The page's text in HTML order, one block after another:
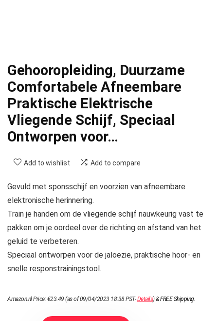
Gehooropleiding, Duurzame
Comfortabele Afneembare
Praktische Elektrische
Vliegende Schijf, Speciaal
Ontworpen voor…
Add to wishlist Add to compare
Gevuld met sponsschijf en voorzien van afneembare
elektronische herinnering.
Train je handen om de vliegende schijf nauwkeurig vast te
pakken om je oordeel over de richting en afstand van het
geluid te verbeteren.
Speciaal ontworpen voor de jaloezie, praktische hoor- en
snelle responstrainingstool.
Amazon.nl Price:€23.49 (as of 09/04/2023 18:38 PST-Details)&FREE Shipping.